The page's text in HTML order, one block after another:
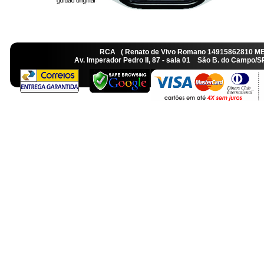
RCA ( Renato de Vivo Romano
Av. Imperador Pedro II, 87 - sala 01 São B. do